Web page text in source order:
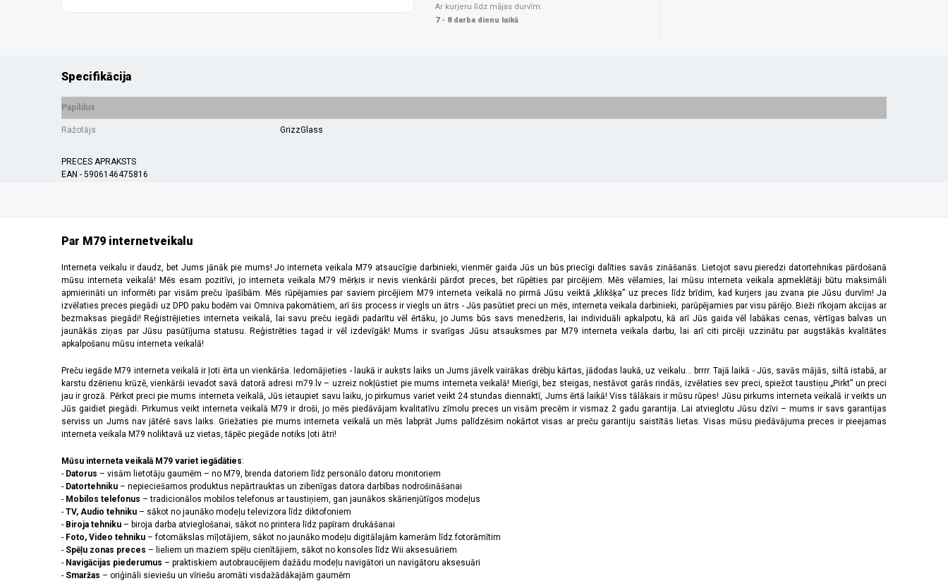
Ar kurjeru līdz mājas durvīm:
7 - 8 darba dienu laikā
Specifikācija
Papildus
Ražotājs GrizzGlass
PRECES APRAKSTS
EAN - 5906146475816
Par M79 internetveikalu
Interneta veikalu ir daudz, bet Jums jānāk pie mums! Jo interneta veikala M79 atsaucīgie darbinieki, vienmēr gaida Jūs un būs priecīgi dalīties savās zināšanās. Lietojot savu pieredzi datortehnikas pārdošanā
mūsu interneta veikalā! Mēs esam pozitīvi, jo interneta veikala M79 mērķis ir nevis vienkārši pārdot preces, bet rūpēties par pircējiem. Mēs vēlamies, lai mūsu interneta veikala apmeklētāji būtu maksimāli
apmierināti un informēti par visām preču īpašībām. Mēs rūpējamies par saviem pircējiem M79 interneta veikalā no pirmā Jūsu veiktā „klikšķa” uz preces līdz brīdim, kad kurjers jau zvana pie Jūsu durvīm! Ja
izvēlaties preces piegādi uz DPD paku bodēm vai Omniva pakomātiem, arī šis process ir viegls un ātrs - Jūs pasūtiet preci un mēs, interneta veikala darbinieki, parūpējamies par visu pārējo. Bieži rīkojam akcijas ar
bezmaksas piegādi! Reģistrējieties interneta veikalā, lai savu preču iegādi padarītu vēl ērtāku, jo Jums būs savs menedžeris, lai individuāli apkalpotu, kā arī Jūs gaida vēl labākas cenas, vērtīgas balvas un
jaunākās ziņas par Jūsu pasūtījuma statusu. Reģistrēties tagad ir vēl izdevīgāk! Mums ir svarīgas Jūsu atsauksmes par M79 interneta veikala darbu, lai arī citi pircēji uzzinātu par augstākās kvalitātes
apkalpošanu mūsu interneta veikalā!
Preču iegāde M79 interneta veikalā ir ļoti ērta un vienkārša. Iedomājieties - laukā ir auksts laiks un Jums jāvelk vairākas drēbju kārtas, jādodas laukā, uz veikalu... brrrr. Tajā laikā - Jūs, savās mājās, siltā istabā, ar
karstu dzērienu krūzē, vienkārši ievadot savā datorā adresi m79.lv – uzreiz nokļūstiet pie mums interneta veikalā! Mierīgi, bez steigas, nestāvot garās rindās, izvēlaties sev preci, spiežot taustiņu „Pirkt” un preci
jau ir grozā. Pērkot preci pie mums interneta veikalā, Jūs ietaupiet savu laiku, jo pirkumus variet veikt 24 stundas diennaktī, Jums ērtā laikā! Viss tālākais ir mūsu rūpes! Jūsu pirkums interneta veikalā ir veikts un
Jūs gaidiet piegādi. Pirkumus veikt interneta veikalā M79 ir droši, jo mēs piedāvājam kvalitatīvu zīmolu preces un visām precēm ir vismaz 2 gadu garantija. Lai atvieglotu Jūsu dzīvi – mums ir savs garantijas
serviss un Jums nav jātērē savs laiks. Griežaties pie mums interneta veikalā un mēs labprāt Jums palīdzēsim nokārtot visas ar preču garantiju saistītās lietas. Visas mūsu piedāvājuma preces ir pieejamas
interneta veikala M79 noliktavā uz vietas, tāpēc piegāde notiks ļoti ātri!
Mūsu interneta veikalā M79 variet iegādāties:
- Datorus – visām lietotāju gaumēm – no M79, brenda datoriem līdz personālo datoru monitoriem
- Datortehniku – nepieciešamos produktus nepārtrauktas un zibenīgas datora darbības nodrošināšanai
- Mobilos telefonus – tradicionālos mobilos telefonus ar taustiņiem, gan jaunākos skārienjūtīgos modeļus
- TV, Audio tehniku – sākot no jaunāko modeļu televizora līdz diktofoniem
- Biroja tehniku – biroja darba atvieglošanai, sākot no printera līdz papīram drukāšanai
- Foto, Video tehniku – fotomākslas mīļotājiem, sākot no jaunāko modeļu digitālajām kamerām līdz fotorāmītim
- Spēļu zonas preces – lieliem un maziem spēļu cienītājiem, sākot no konsoles līdz Wii aksesuāriem
- Navigācijas piederumus – praktiskiem autobraucējiem dažādu modeļu navigātori un navigātoru aksesuāri
- Smaržas – oriģināli sieviešu un vīriešu aromāti visdažādākajām gaumēm